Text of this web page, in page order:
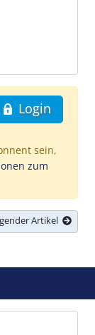
Login
sein,
zum
Artikel